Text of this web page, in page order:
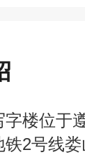
字楼位于
铁2号线